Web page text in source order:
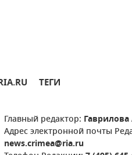
ТЕГИ
Главный редактор: Гаврилова
Адрес электронной почты
news.crimea@ria.ru